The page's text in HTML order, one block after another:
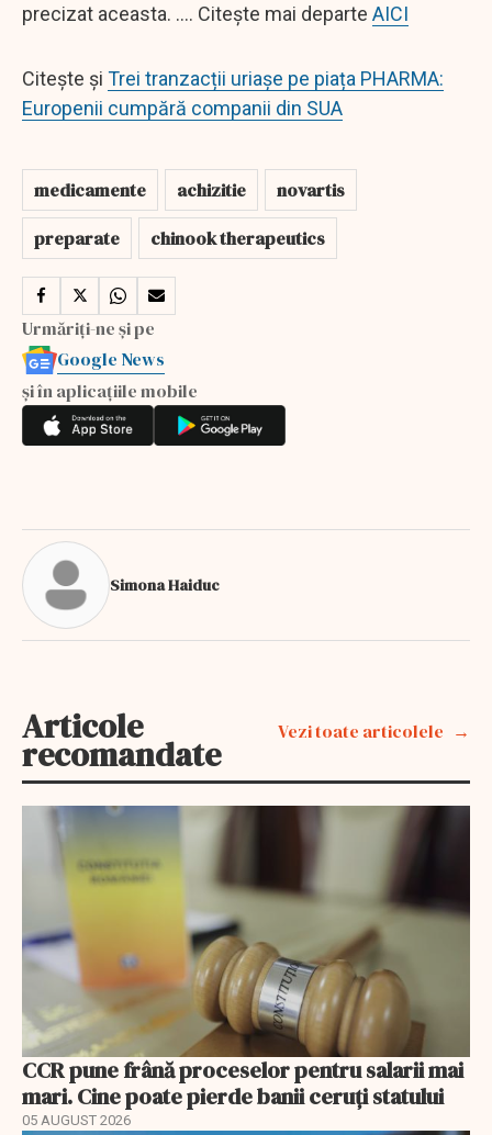
precizat aceasta. .... Citește mai departe AICI
Citește și Trei tranzacții uriașe pe piața PHARMA:
Europenii cumpără companii din SUA
medicamente achizitie
novartis
preparate
chinook therapeutics
Urmăriți-ne și pe
Google News
și în aplicațiile mobile
Simona Haiduc
Articole
recomandate
Vezi toate articolele
CCR pune frână proceselor pentru salarii mai
mari. Cine poate pierde banii ceruți statului
05 AUGUST 2026